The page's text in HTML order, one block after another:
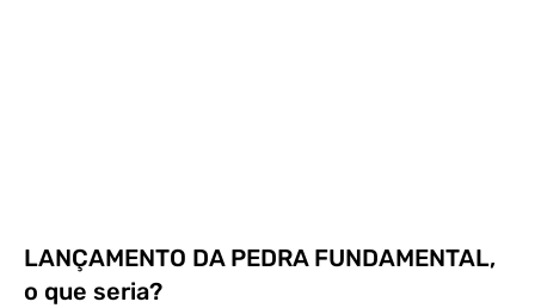
LANÇAMENTO DA PEDRA FUNDAMENTAL,
o que seria?